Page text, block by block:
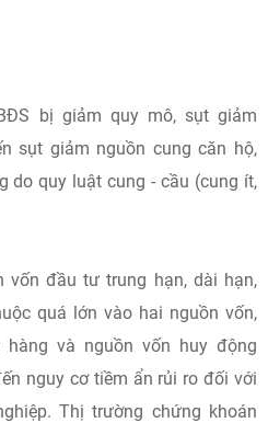
bị giảm quy mô, sụt giảm
sụt giảm nguồn cung căn hộ,
do quy luật cung - cầu (cung ít,
vốn đầu tư trung hạn, dài hạn,
quá lớn vào hai nguồn vốn,
và nguồn vốn huy động
nguy cơ tiềm ẩn rủi ro đối với
Thị trường chứng khoán